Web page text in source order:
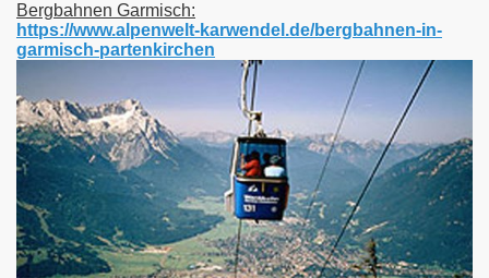
Bergbahnen Garmisch:
https://www.alpenwelt-karwendel.de/bergbahnen-in-
garmisch-partenkirchen